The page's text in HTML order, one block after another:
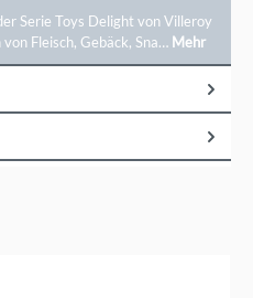
Serie Toys Delight von Villeroy
Fleisch, Gebäck, Sna… Mehr